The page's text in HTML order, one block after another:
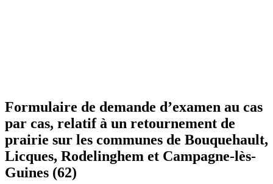
Formulaire de demande d’examen au cas
par cas, relatif à un retournement de
prairie sur les communes de Bouquehault,
Licques, Rodelinghem et Campagne-lès-
Guines (62)